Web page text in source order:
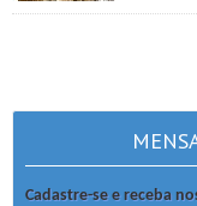
Cadastre-se e receba